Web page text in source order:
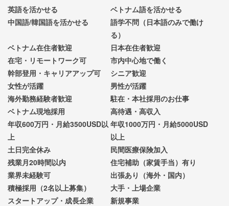
英語を活かせる
ベトナム語を活かせる
中国語/韓国語を活かせる
語学不問（日本語のみで働け
る）
ベトナム在住者歓迎
日本在住者歓迎
在宅・リモートワーク可
市内中心地で働く
幹部登用・キャリアアップ可
シニア歓迎
女性が活躍
男性が活躍
海外勤務経験者歓迎
駐在・本社採用のお仕事
ベトナム現地採用
高待遇・高収入
年収600万円・月給3500USD以
上
年収1000万円・月給5000USD
以上
土日完全休み
民間医療保険加入
残業月20時間以内
住宅補助（家賃手当）有り
業界未経験可
出張あり（海外・国内）
積極採用（2名以上募集）
大手・上場企業
スタートアップ・成長企業
新規事業